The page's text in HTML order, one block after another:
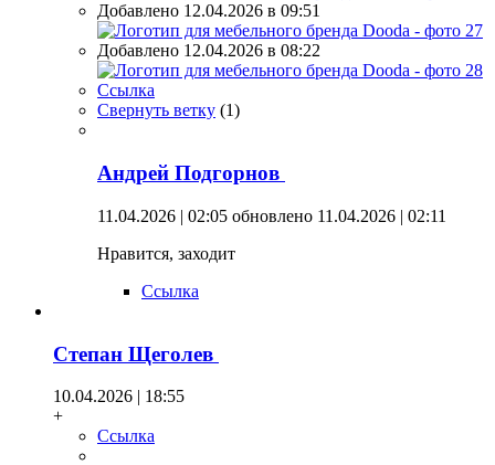
Добавлено 12.04.2026 в 09:51
Добавлено 12.04.2026 в 08:22
Ссылка
Свернуть ветку (1)
Андрей Подгорнов
11.04.2026 | 02:05 обновлено 11.04.2026 | 02:11
Нравится, заходит
Ссылка
Степан Щеголев
10.04.2026 | 18:55
+
Ссылка